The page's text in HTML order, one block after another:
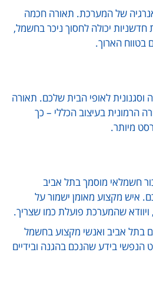
של המערכת. תאורה חכמה
חדשניות יכולה לחסוך ניכר בחשמל,
הארוך.
וסגנונית לאופי הבית שלכם. תאורה
הרמונית בעיצוב הכללי – כך
מיותר.
חשמלאי מוסמך בתל אביב
איש מקצוע מאומן ישמור על
שהמערכת פועלת כמו שצריך.
בתל אביב ואנשי מקצוע בחשמל
בידע שהנכם בהגנה ובידיים